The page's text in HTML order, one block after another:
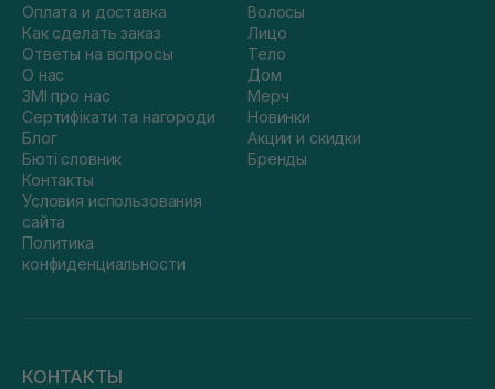
Оплата и доставка
Как сделать заказ
Ответы на вопросы
О нас
ЗМІ про нас
Сертифікати та нагороди
Блог
Бюті словник
Контакты
Условия использования
сайта
Политика
конфиденциальности
Волосы
Лицо
Тело
Дом
Мерч
Новинки
Акции и скидки
Бренды
КОНТАКТЫ